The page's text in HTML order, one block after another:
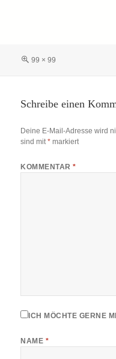
Volle
99 × 99
Schreibe einen
Deine E-Mail-Adresse wird
sind mit* markiert
KOMMENTAR*
ICH MÖCHTE GERNE
NAME *